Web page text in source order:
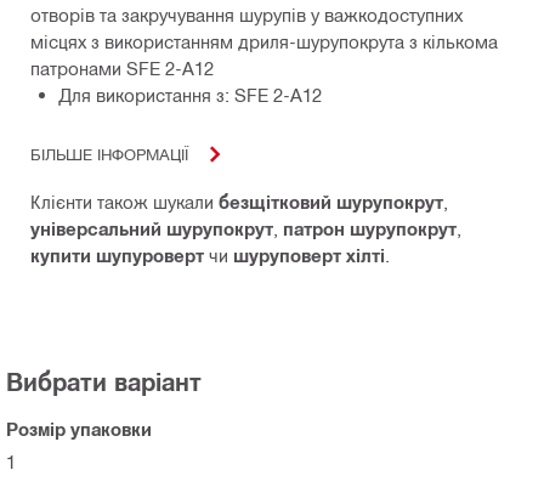
отворів та закручування шурупів у важкодоступних
місцях з використанням дриля-шурупокрута з кількома
патронами SFE 2-A12
Для використання з: SFE 2-A12
БІЛЬШЕ ІНФОРМАЦІЇ
Клієнти також шукали безщітковий шурупокрут
універсальний шурупокрут патрон шурупокрут
купити шупуроверт чи шуруповерт хілті
Вибрати варіант
Розмір упаковки
1